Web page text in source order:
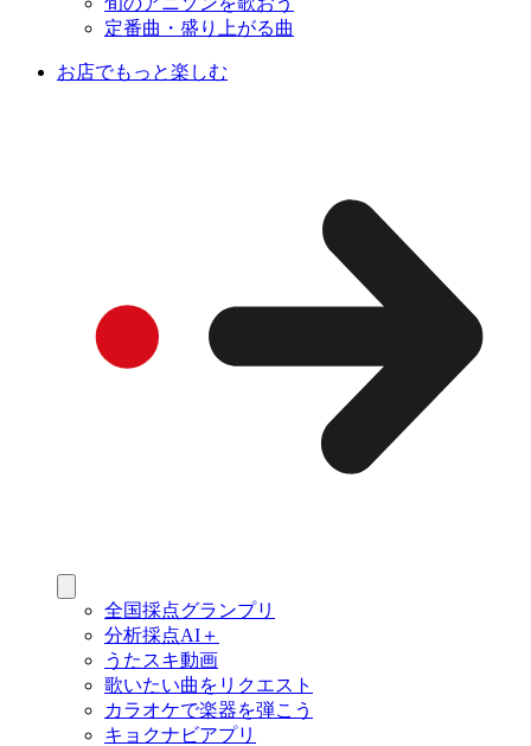
定番曲・盛り上がる曲
お店でもっと楽しむ
全国採点グランプリ
分析採点AI＋
うたスキ動画
歌いたい曲をリクエスト
カラオケで楽器を弾こう
キョクナビアプリ